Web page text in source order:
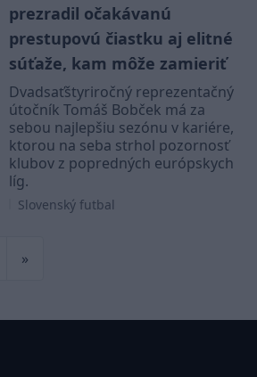
prezradil očakávanú
prestupovú čiastku aj elitné
súťaže, kam môže zamieriť
Dvadsaťštyriročný reprezentačný
útočník Tomáš Bobček má za
sebou najlepšiu sezónu v kariére,
ktorou na seba strhol pozornosť
klubov z popredných európskych
líg.
Slovenský futbal
»